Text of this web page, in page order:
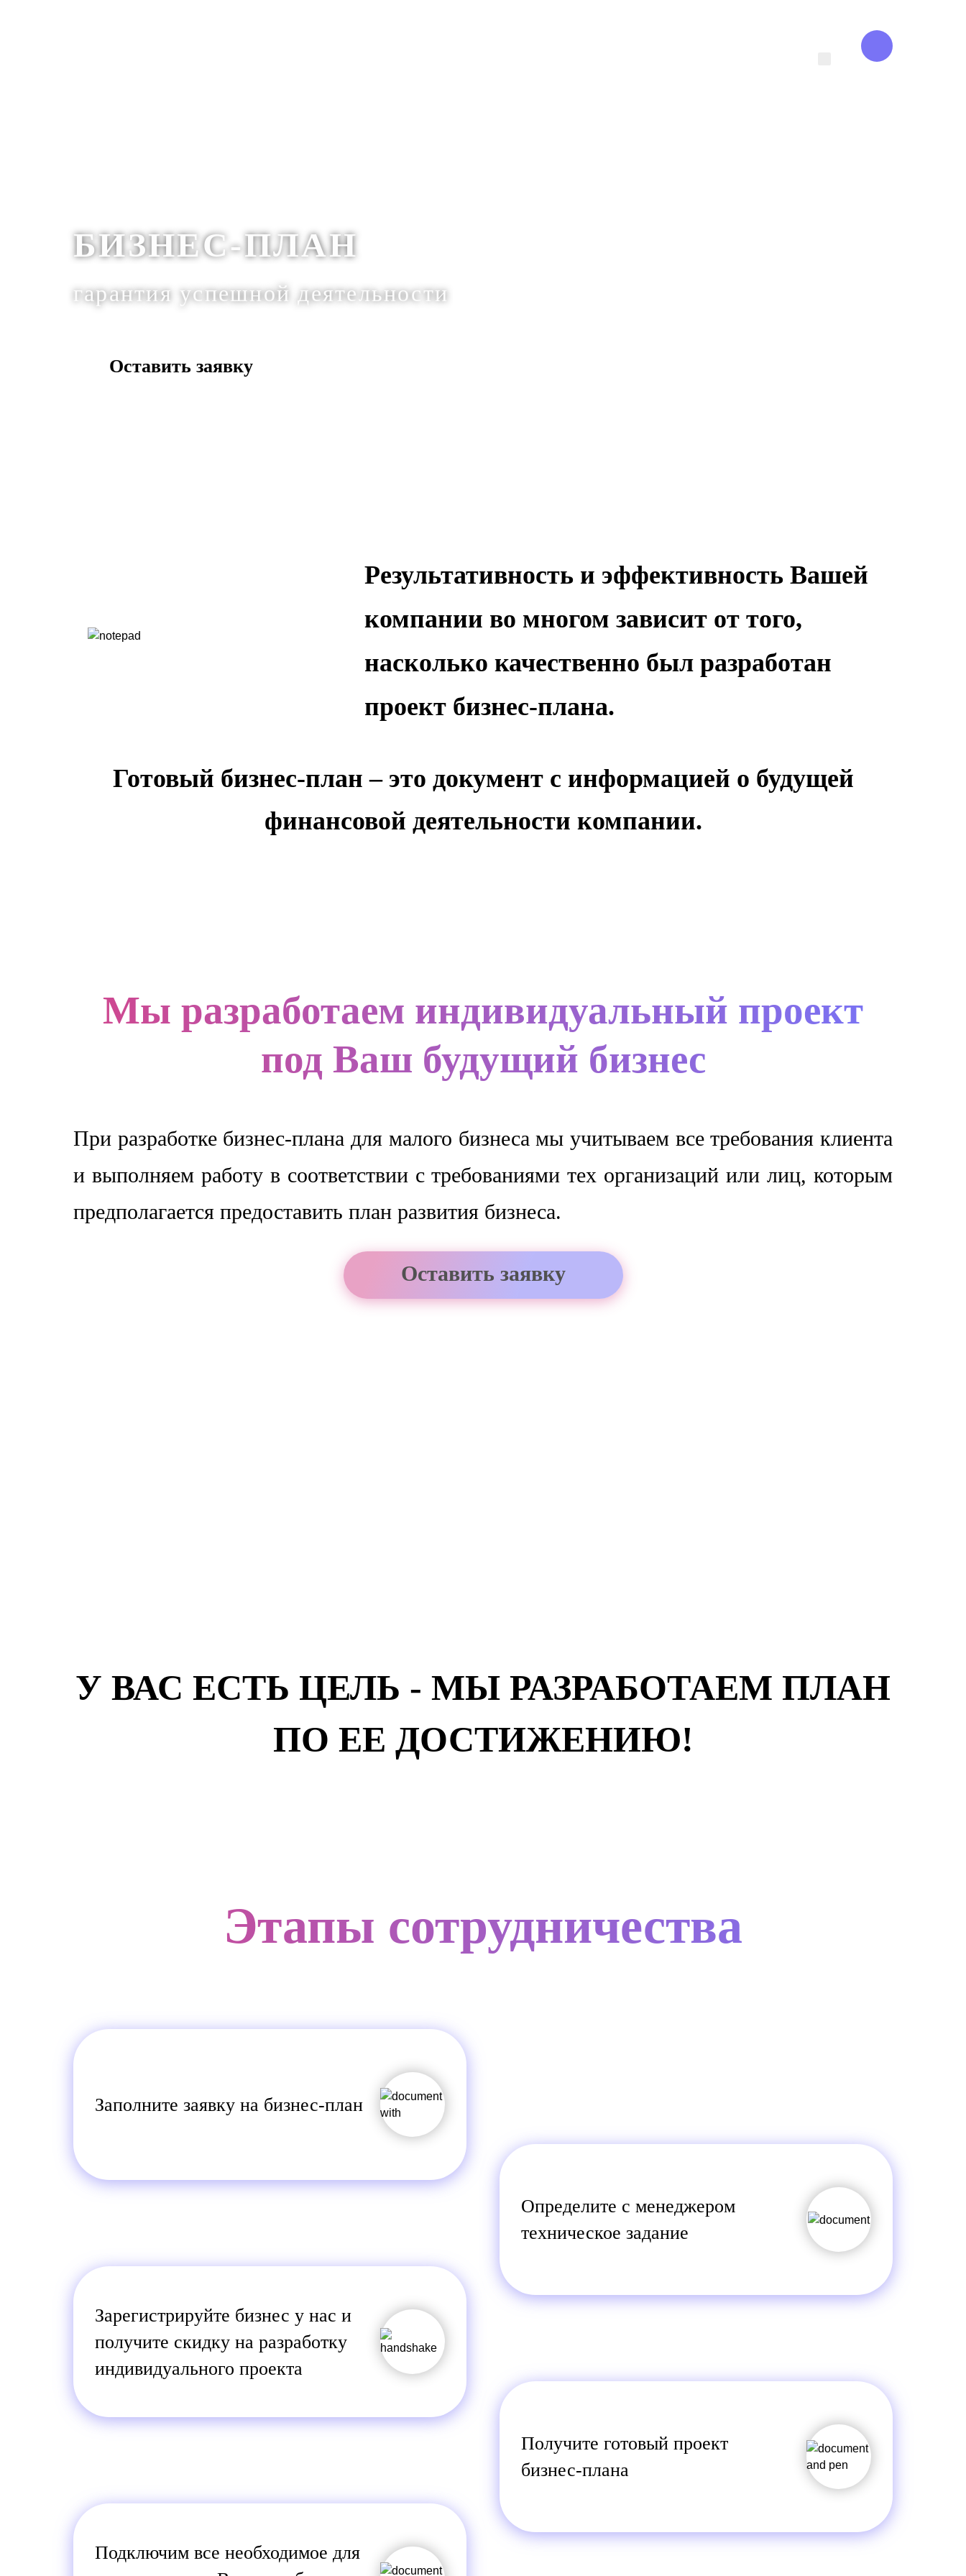
БИЗНЕС-ПЛАН
гарантия успешной деятельности
Оставить заявку
Результативность и эффективность Вашей
компании во многом зависит от того,
насколько качественно был разработан
проект бизнес-плана.
Готовый бизнес-план – это документ с информацией о будущей
финансовой деятельности компании.
Мы разработаем индивидуальный проект
под Ваш будущий бизнес
При разработке бизнес-плана для малого бизнеса мы учитываем все требования клиента
и выполняем работу в соответствии с требованиями тех организаций или лиц, которым
предполагается предоставить план развития бизнеса.
Оставить заявку
У ВАС ЕСТЬ ЦЕЛЬ - МЫ РАЗРАБОТАЕМ ПЛАН
ПО ЕЕ ДОСТИЖЕНИЮ!
Этапы сотрудничества
Заполните заявку на бизнес-план
Зарегистрируйте бизнес у нас и
получите скидку на разработку
индивидуального проекта
Подключим все необходимое для
Определите с менеджером
техническое задание
Получите готовый проект
бизнес-плана